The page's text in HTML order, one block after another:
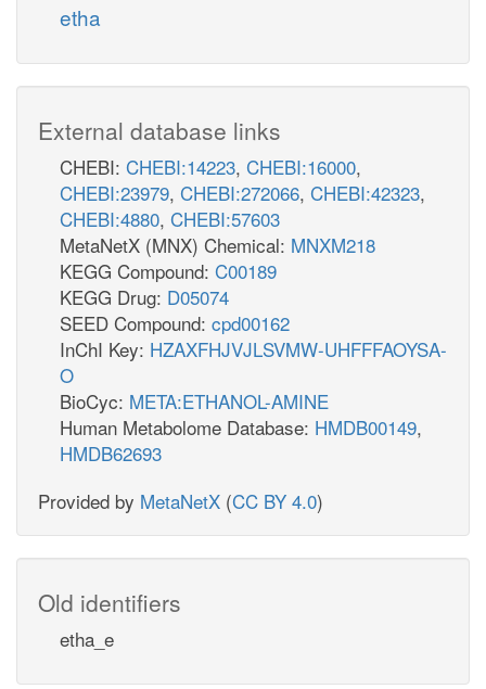
etha
External database links
CHEBI: CHEBI:14223, CHEBI:16000,
CHEBI:23979, CHEBI:272066, CHEBI:42323,
CHEBI:4880, CHEBI:57603
MetaNetX (MNX) Chemical: MNXM218
KEGG Compound: C00189
KEGG Drug: D05074
SEED Compound: cpd00162
InChI Key: HZAXFHJVJLSVMW-UHFFFAOYSA-
O
BioCyc: META:ETHANOL-AMINE
Human Metabolome Database: HMDB00149,
HMDB62693
Provided by MetaNetX (CC BY 4.0)
Old identifiers
etha_e